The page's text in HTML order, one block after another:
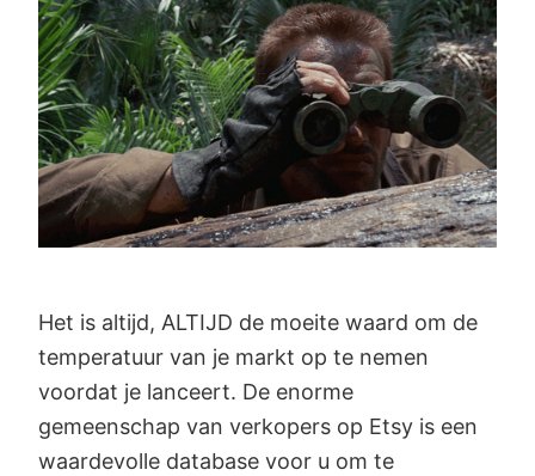
Het is altijd, ALTIJD de moeite waard om de
temperatuur van je markt op te nemen
voordat je lanceert. De enorme
gemeenschap van verkopers op Etsy is een
waardevolle database voor u om te